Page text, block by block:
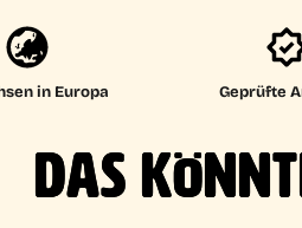
in Europa Geprüfte
DAS